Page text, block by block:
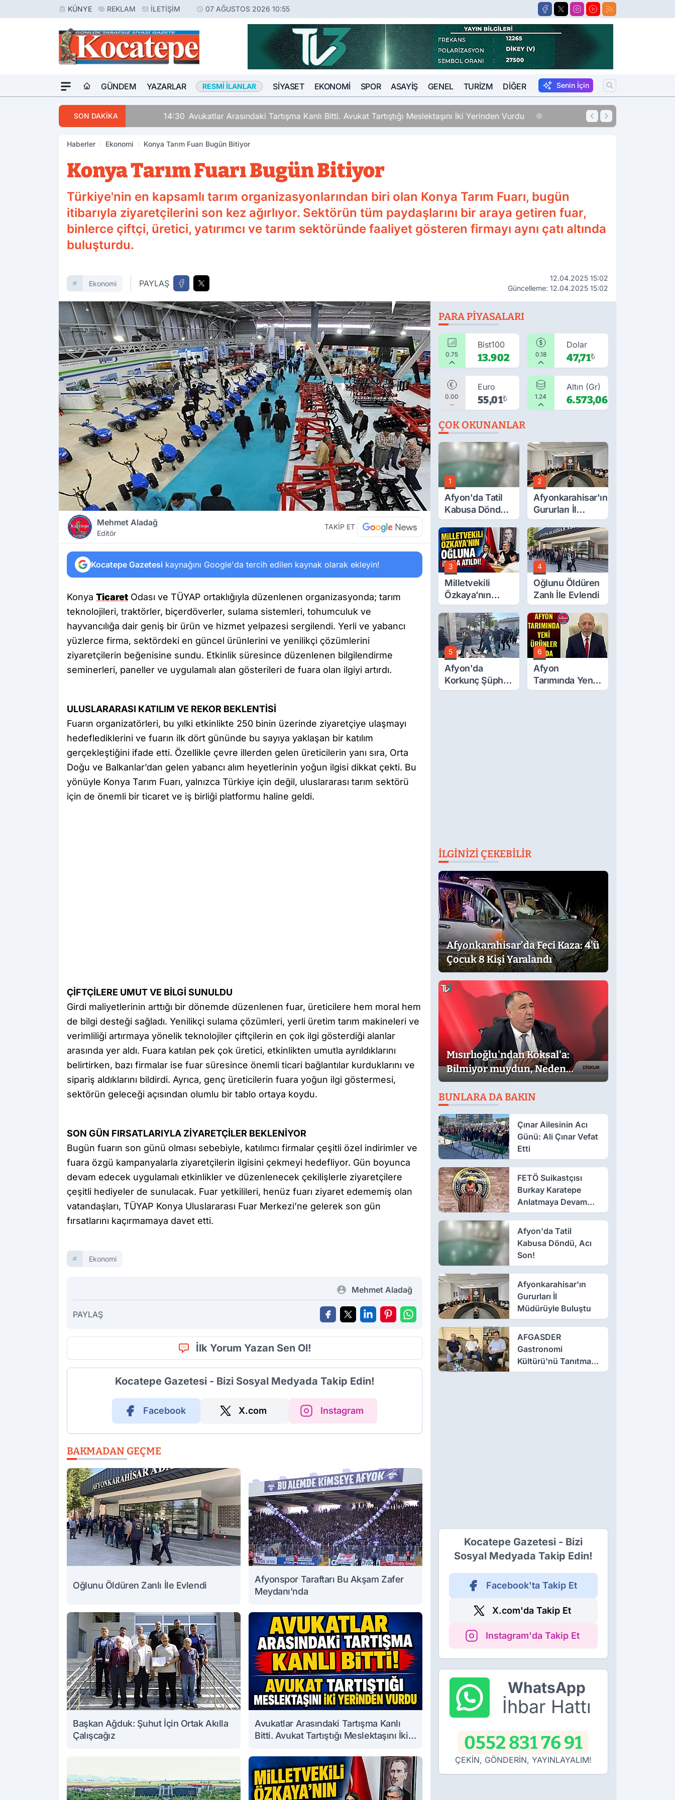
KÜNYE REKLAM İLETIŞIM 07 AĞUSTOS 2026 10:55
GÜNDEM YAZARLAR RESMI İLANLAR SIYASET EKONOMI SPOR ASAYIŞ GENEL TURIZM DIĞER Senin İçin
SON DAKİKA Avukatlar Arasındaki Tartışma Kanlı Bitti. Avukat Tartıştığı Meslektaşını İki Yerinden Vurdu 12:33
Haberler Ekonomi Konya Tarım Fuarı Bugün Bitiyor
Konya Tarım Fuarı Bugün Bitiyor
Türkiye'nin en kapsamlı tarım organizasyonlarından biri olan Konya Tarım Fuarı, bugün
itibarıyla ziyaretçilerini son kez ağırlıyor. Sektörün tüm paydaşlarını bir araya getiren fuar,
binlerce çiftçi, üretici, yatırımcı ve tarım sektöründe faaliyet gösteren firmayı aynı çatı altında
buluşturdu.
Ekonomi PAYLAŞ
12.04.2025 15:02
Güncelleme: 12.04.2025 15:02
Mehmet Aladağ
Editör
TAKİP ET
Kocatepe Gazetesi kaynağını Google'da tercih edilen kaynak olarak ekleyin!
Konya Ticaret Odası ve TÜYAP ortaklığıyla düzenlenen organizasyonda; tarım
teknolojileri, traktörler, biçerdöverler, sulama sistemleri, tohumculuk ve
hayvancılığa dair geniş bir ürün ve hizmet yelpazesi sergilendi. Yerli ve yabancı
yüzlerce firma, sektördeki en güncel ürünlerini ve yenilikçi çözümlerini
ziyaretçilerin beğenisine sundu. Etkinlik süresince düzenlenen bilgilendirme
seminerleri, paneller ve uygulamalı alan gösterileri de fuara olan ilgiyi artırdı.
ULUSLARARASI KATILIM VE REKOR BEKLENTİSİ
Fuarın organizatörleri, bu yılki etkinlikte 250 binin üzerinde ziyaretçiye ulaşmayı
hedeflediklerini ve fuarın ilk dört gününde bu sayıya yaklaşan bir katılım
gerçekleştiğini ifade etti. Özellikle çevre illerden gelen üreticilerin yanı sıra, Orta
Doğu ve Balkanlar’dan gelen yabancı alım heyetlerinin yoğun ilgisi dikkat çekti. Bu
yönüyle Konya Tarım Fuarı, yalnızca Türkiye için değil, uluslararası tarım sektörü
için de önemli bir ticaret ve iş birliği platformu haline geldi.
ÇİFTÇİLERE UMUT VE BİLGİ SUNULDU
Girdi maliyetlerinin arttığı bir dönemde düzenlenen fuar, üreticilere hem moral hem
de bilgi desteği sağladı. Yenilikçi sulama çözümleri, yerli üretim tarım makineleri ve
verimliliği artırmaya yönelik teknolojiler çiftçilerin en çok ilgi gösterdiği alanlar
arasında yer aldı. Fuara katılan pek çok üretici, etkinlikten umutla ayrıldıklarını
belirtirken, bazı firmalar ise fuar süresince önemli ticari bağlantılar kurduklarını ve
sipariş aldıklarını bildirdi. Ayrıca, genç üreticilerin fuara yoğun ilgi göstermesi,
sektörün geleceği açısından olumlu bir tablo ortaya koydu.
SON GÜN FIRSATLARIYLA ZİYARETÇİLER BEKLENİYOR
Bugün fuarın son günü olması sebebiyle, katılımcı firmalar çeşitli özel indirimler ve
fuara özgü kampanyalarla ziyaretçilerin ilgisini çekmeyi hedefliyor. Gün boyunca
devam edecek uygulamalı etkinlikler ve düzenlenecek çekilişlerle ziyaretçilere
çeşitli hediyeler de sunulacak. Fuar yetkilileri, henüz fuarı ziyaret edememiş olan
vatandaşları, TÜYAP Konya Uluslararası Fuar Merkezi’ne gelerek son gün
fırsatlarını kaçırmamaya davet etti.
Ekonomi
Mehmet Aladağ
PAYLAŞ
İlk Yorum Yazan Sen Ol!
Kocatepe Gazetesi - Bizi Sosyal Medyada Takip Edin!
Facebook X.com Instagram
BAKMADAN GEÇME
Oğlunu Öldüren Zanlı İle Evlendi
Afyonspor Taraftarı Bu Akşam Zafer
Meydanı’nda
Başkan Ağduk: Şuhut İçin Ortak Akılla
Çalışcağız
Avukatlar Arasındaki Tartışma Kanlı
Bitti. Avukat Tartıştığı Meslektaşını İki
PARA PIYASALARI
0.75
Bist100
13.902 0.18
Dolar
47,71₺
0.00
Euro
55,01₺ 1.24
Altın (Gr)
6.573,06
ÇOK OKUNANLAR
1
Afyon'da Tatil
Kabusa Döndü,
Acı Son!
2
Afyonkarahisar'ın
Gururları İl
Müdürüyle
Buluştu
3
Milletvekili
Özkaya’nın
Oğluna İftira
Atıldı
4
Oğlunu Öldüren
Zanlı İle Evlendi
5
Afyon'da
Korkunç Şüphe!
Düştü Mü,
6
Afyon
Tarımında Yeni
Ürünler Yolda
İLGINIZI ÇEKEBILIR
Afyonkarahisar’da Feci Kaza: 4’ü
Çocuk 8 Kişi Yaralandı
Mısırlıoğlu'ndan Köksal'a:
Bilmiyor muydun, Neden
Muhalefet Adayı Oldun?
BUNLARA DA BAKIN
Çınar Ailesinin Acı
Günü: Ali Çınar Vefat
Etti
FETÖ Suikastçısı
Burkay Karatepe
Anlatmaya Devam
Ediyor: Suikast İçin
Gittim
Afyon'da Tatil
Kabusa Döndü, Acı
Son!
Afyonkarahisar'ın
Gururları İl
Müdürüyle Buluştu
AFGASDER
Gastronomi
Kültürü'nü Tanıtmak
İçin Çalışıyor
Kocatepe Gazetesi - Bizi
Sosyal Medyada Takip Edin!
Facebook'ta Takip Et
X.com'da Takip Et
Instagram'da Takip Et
WhatsApp
İhbar Hattı
0552 831 76 91
ÇEKİN, GÖNDERİN, YAYINLAYALIM!